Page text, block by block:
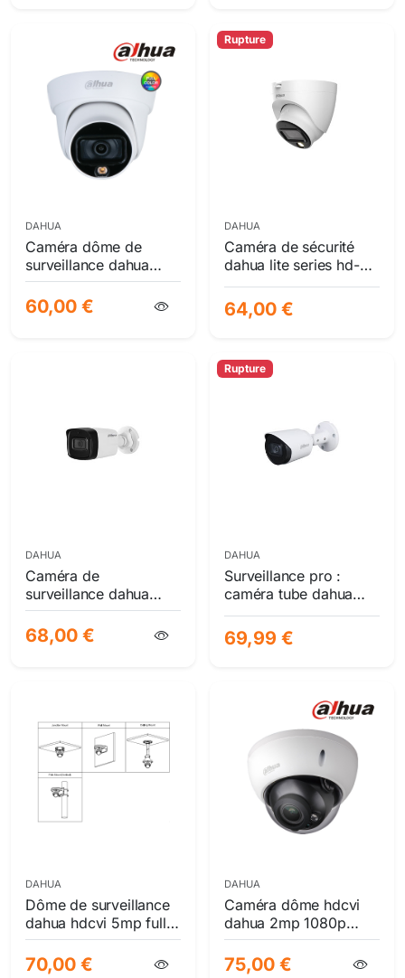
DAHUA
Caméra dôme de
surveillance dahua
hdcvi 2mp full hd |
vision nocturne
couleur starlight &
60,00 €
Rupture
DAHUA
Caméra de sécurité
dahua lite series hd-cvi
2mp full color :
surveillance nocturne
avancée et audio
64,00 €
DAHUA
Caméra de
surveillance dahua
bullet hdcvi 5mp - lite
series, ir 40m, objectif
2.8mm multi-format
68,00 €
Rupture
DAHUA
Surveillance pro :
caméra tube dahua
5mp hdcvi lite multi-
format avec smartir
30m ip67
69,99 €
DAHUA
Dôme de surveillance
dahua hdcvi 5mp full
color avec ir 40m -
multi-technologie wdr
70,00 €
DAHUA
Caméra dôme hdcvi
dahua 2mp 1080p
avec zoom motorisé,
vision nocturne et
75,00 €